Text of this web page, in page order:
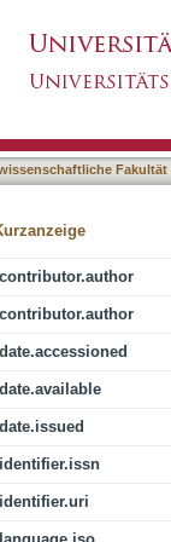
tagged
Fakultät